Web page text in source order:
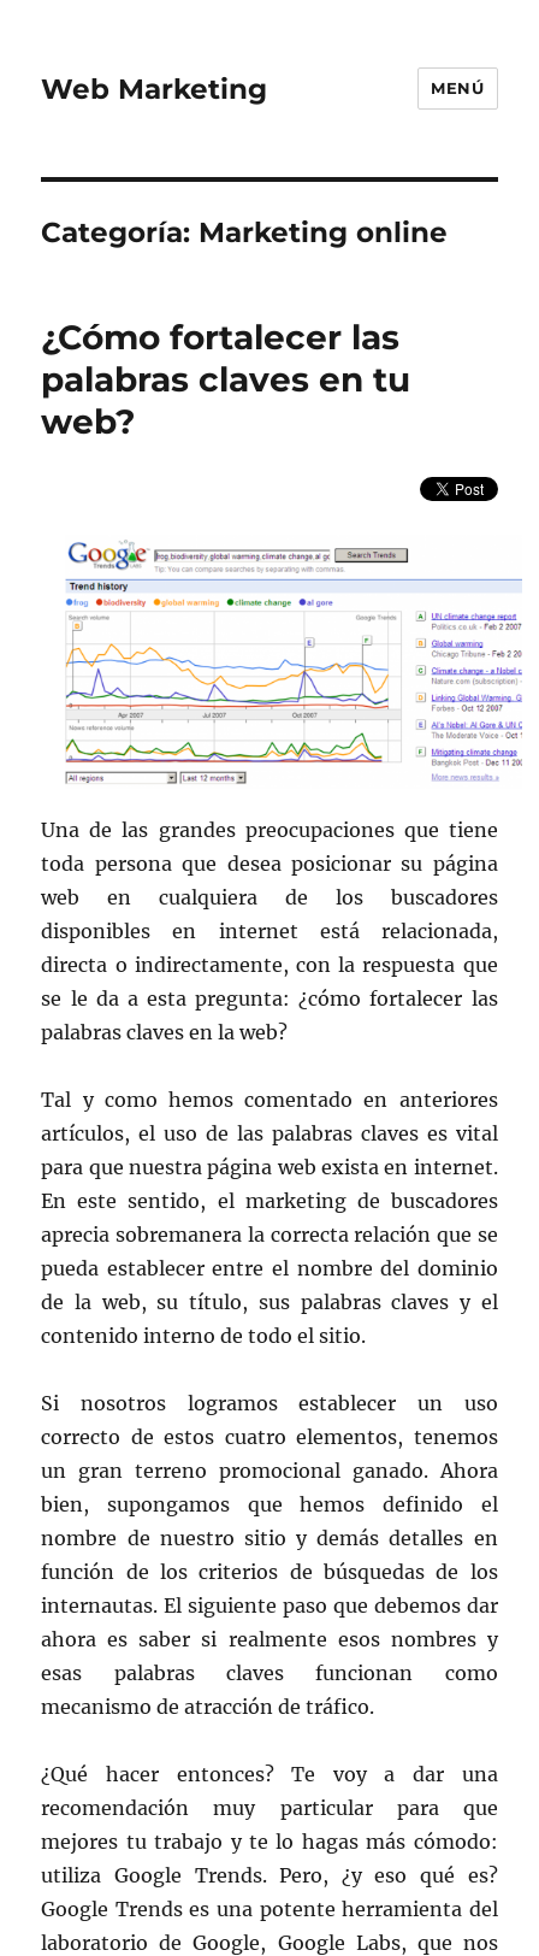
Web Marketing MENÚ
Categoría: Marketing online
¿Cómo fortalecer las
palabras claves en tu
web?
Una de las grandes preocupaciones que tiene
toda persona que desea posicionar su página
web en cualquiera de los buscadores
disponibles en internet está relacionada,
directa o indirectamente, con la respuesta que
se le da a esta pregunta: ¿cómo fortalecer las
palabras claves en la web?
Tal y como hemos comentado en anteriores
artículos, el uso de las palabras claves es vital
para que nuestra página web exista en internet.
En este sentido, el marketing de buscadores
aprecia sobremanera la correcta relación que se
pueda establecer entre el nombre del dominio
de la web, su título, sus palabras claves y el
contenido interno de todo el sitio.
Si nosotros logramos establecer un uso
correcto de estos cuatro elementos, tenemos
un gran terreno promocional ganado. Ahora
bien, supongamos que hemos definido el
nombre de nuestro sitio y demás detalles en
función de los criterios de búsquedas de los
internautas. El siguiente paso que debemos dar
ahora es saber si realmente esos nombres y
esas palabras claves funcionan como
mecanismo de atracción de tráfico.
¿Qué hacer entonces? Te voy a dar una
recomendación muy particular para que
mejores tu trabajo y te lo hagas más cómodo:
utiliza Google Trends. Pero, ¿y eso qué es?
Google Trends es una potente herramienta del
laboratorio de Google, Google Labs, que nos